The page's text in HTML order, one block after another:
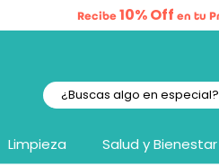
Recibe10% Off en tu
Limpieza Salud y Bienestar